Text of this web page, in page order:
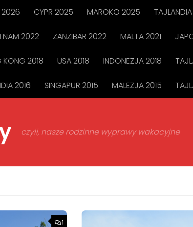
2026 CYPR 2025 MAROKO 2025
2022 ZANZIBAR 2022 MALTA 2021
KONG 2018 USA 2018 INDONEZJA 2018
2016 SINGAPUR 2015 MALEZJA 2015
czyli, nasze rodzinne wyprawy wakacyjne
1